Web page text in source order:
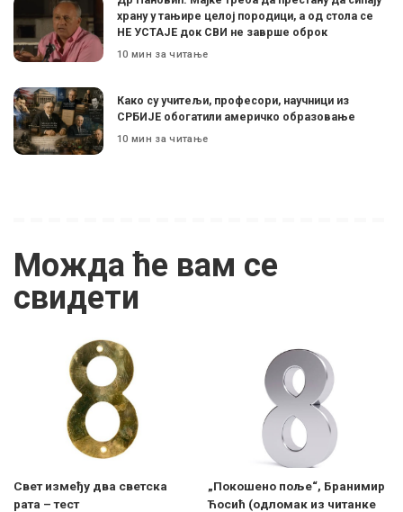
храну у тањире целој породици, а од стола се
НЕ УСТАЈЕ док СВИ не заврше оброк
10 мин за читање
Како су учитељи, професори, научници из
СРБИЈЕ обогатили америчко образовање
10 мин за читање
Можда ће вам се
свидети
Свет између два светска
рата – тест
„Покошено поље“, Бранимир
Ћосић (одломак из читанке